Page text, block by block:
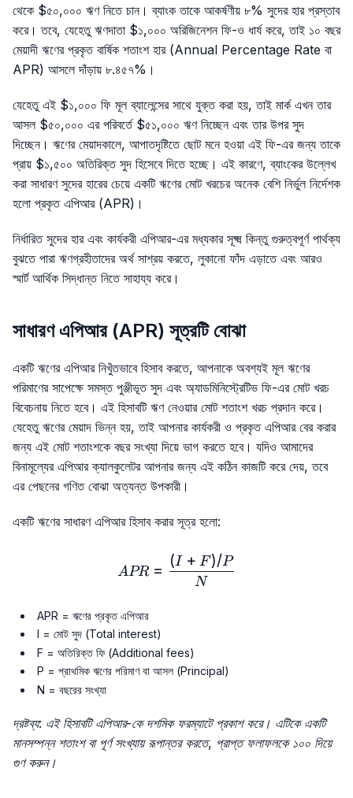
থেকে $৫০,০০০ ঋণ নিতে চান। ব্যাংক তাকে আকর্ষণীয় ৮% সুদের হার প্রস্তাব
করে। তবে, যেহেতু ঋণদাতা $১,০০০ অরিজিনেশন ফি-ও ধার্য করে, তাই ১০ বছর
মেয়াদী ঋণের প্রকৃত বার্ষিক শতাংশ হার (Annual Percentage Rate বা
APR) আসলে দাঁড়ায় ৮.৪৫৭%।
যেহেতু এই $১,০০০ ফি মূল ব্যালেন্সের সাথে যুক্ত করা হয়, তাই মার্ক এখন তার
আসল $৫০,০০০ এর পরিবর্তে $৫১,০০০ ঋণ নিচ্ছেন এবং তার উপর সুদ
দিচ্ছেন। ঋণের মেয়াদকালে, আপাতদৃষ্টিতে ছোট মনে হওয়া এই ফি-এর জন্য তাকে
প্রায় $১,৫০০ অতিরিক্ত সুদ হিসেবে দিতে হচ্ছে। এই কারণে, ব্যাংকের উল্লেখ
করা সাধারণ সুদের হারের চেয়ে একটি ঋণের মোট খরচের অনেক বেশি নির্ভুল নির্দেশক
হলো প্রকৃত এপিআর (APR)।
নির্ধারিত সুদের হার এবং কার্যকরী এপিআর-এর মধ্যকার সূক্ষ্ম কিন্তু গুরুত্বপূর্ণ পার্থক্য
বুঝতে পারা ঋণগ্রহীতাদের অর্থ সাশ্রয় করতে, লুকানো ফাঁদ এড়াতে এবং আরও
স্মার্ট আর্থিক সিদ্ধান্ত নিতে সাহায্য করে।
সাধারণ এপিআর (APR) সূত্রটি বোঝা
একটি ঋণের এপিআর নিখুঁতভাবে হিসাব করতে, আপনাকে অবশ্যই মূল ঋণের
পরিমাণের সাপেক্ষে সমস্ত পুঞ্জীভূত সুদ এবং অ্যাডমিনিস্ট্রেটিভ ফি-এর মোট খরচ
বিবেচনায় নিতে হবে। এই হিসাবটি ঋণ নেওয়ার মোট শতাংশ খরচ প্রদান করে।
যেহেতু ঋণের মেয়াদ ভিন্ন হয়, তাই আপনার কার্যকরী ও প্রকৃত এপিআর বের করার
জন্য এই মোট শতাংশকে বছর সংখ্যা দিয়ে ভাগ করতে হবে। যদিও আমাদের
বিনামূল্যের এপিআর ক্যালকুলেটর আপনার জন্য এই কঠিন কাজটি করে দেয়, তবে
এর পেছনের গণিত বোঝা অত্যন্ত উপকারী।
একটি ঋণের সাধারণ এপিআর হিসাব করার সূত্র হলো:
APR = \frac{(I + F) /
APR =
N
(I + F)/P
APR = ঋণের প্রকৃত এপিআর
I = মোট সুদ (Total interest)
F = অতিরিক্ত ফি (Additional fees)
P = প্রাথমিক ঋণের পরিমাণ বা আসল (Principal)
N = বছরের সংখ্যা
দ্রষ্টব্য: এই হিসাবটি এপিআর-কে দশমিক ফরম্যাটে প্রকাশ করে। এটিকে একটি
মানসম্পন্ন শতাংশ বা পূর্ণ সংখ্যায় রূপান্তর করতে, প্রাপ্ত ফলাফলকে ১০০ দিয়ে
গুণ করুন।